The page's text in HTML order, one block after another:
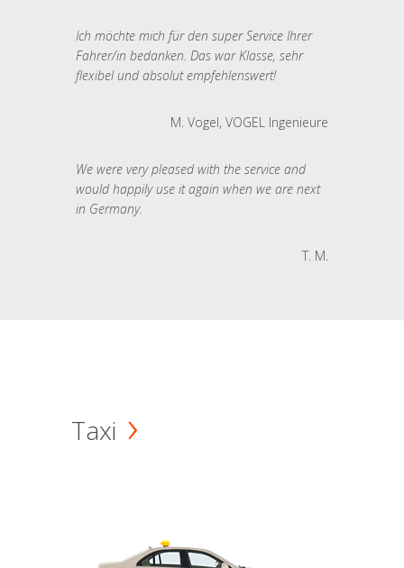
Ich möchte mich für den super Service Ihrer
Fahrer/in bedanken. Das war Klasse, sehr
flexibel und absolut empfehlenswert!
M. Vogel, VOGEL Ingenieure
We were very pleased with the service and
would happily use it again when we are next
in Germany.
T. M.
Taxi